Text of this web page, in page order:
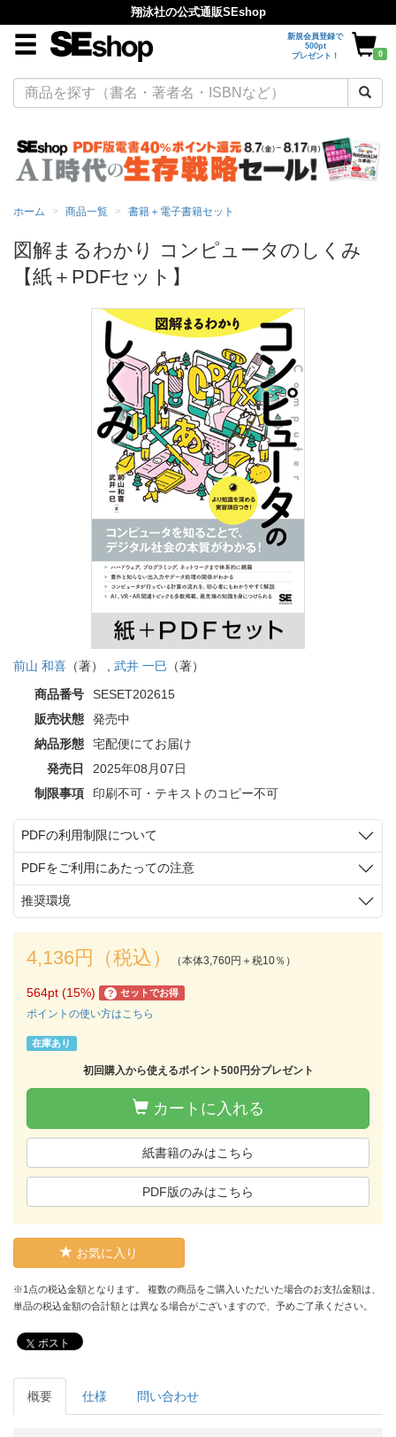
翔泳社の公式通販SEshop
新規会員登録で
500pt
プレゼント！
0
ホーム 商品一覧 書籍＋電子書籍セット
図解まるわかり コンピュータのしくみ
【紙＋PDFセット】
前山 和喜 （著） , 武井 一巳 （著）
商品番号
SESET202615
販売状態
発売中
納品形態
宅配便にてお届け
発売日
2025年08月07日
制限事項
印刷不可・テキストのコピー不可
PDFの利用制限について
PDFをご利用にあたっての注意
推奨環境
4,136円（税込） （本体3,760円＋税10％）
564pt (15%) ? セットでお得
ポイントの使い方はこちら
在庫あり
初回購入から使えるポイント500円分プレゼント
カートに入れる
紙書籍のみはこちら
PDF版のみはこちら
お気に入り
※1点の税込金額となります。 複数の商品をご購入いただいた場合のお支払金額は、
単品の税込金額の合計額とは異なる場合がございますので、予めご了承ください。
ポスト
概要 仕様 問い合わせ